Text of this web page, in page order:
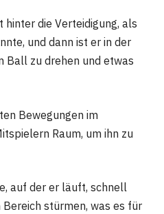
die Verteidigung, als
und dann ist er in der
Ball zu drehen und etwas
Bewegungen im
Raum, um ihn zu
auf der er läuft, schnell
stürmen, was es für